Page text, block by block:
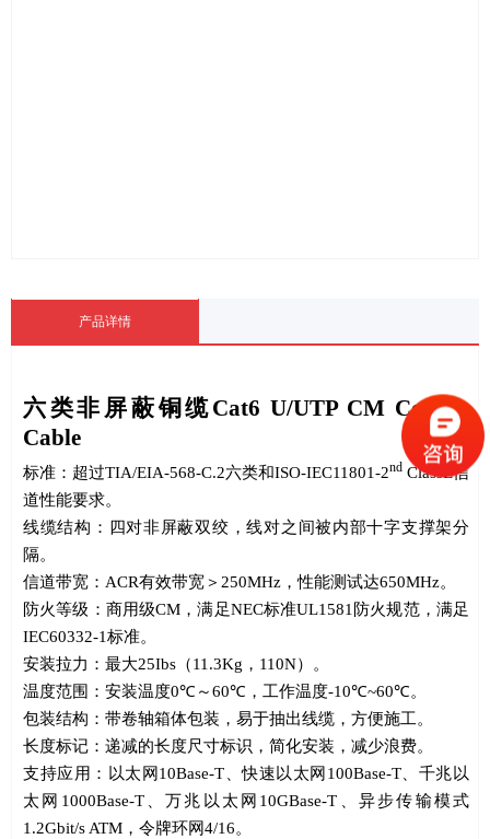
产品详情
六类非屏蔽铜缆Cat6 U/UTP CM Copper
Cable
标准：超过TIA/EIA-568-C.2六类和ISO-IEC11801-2nd ClassE信
道性能要求。
线缆结构：四对非屏蔽双绞，线对之间被内部十字支撑架分
隔。
信道带宽： ACR有效带宽＞ 250MHz ，性能测试达650MHz。
防火等级：商用级CM ，满足NEC标准UL1581 防火规范，满足
IEC60332-1标准。
安装拉力：最大25Ibs （11.3Kg ， 110N）。
温度范围：安装温度0℃ ～60℃ ，工作温度-10℃~60℃。
包装结构：带卷轴箱体包装，易于抽出线缆，方便施工。
长度标记：递减的长度尺寸标识，简化安装，减少浪费。
支持应用：以太网 10Base-T 、快速以太网 100Base-T、千兆以
太网 1000Base-T、万兆以太网 10GBase-T 、异步传输模式
1.2Gbit/s ATM ，令牌环网4/16。